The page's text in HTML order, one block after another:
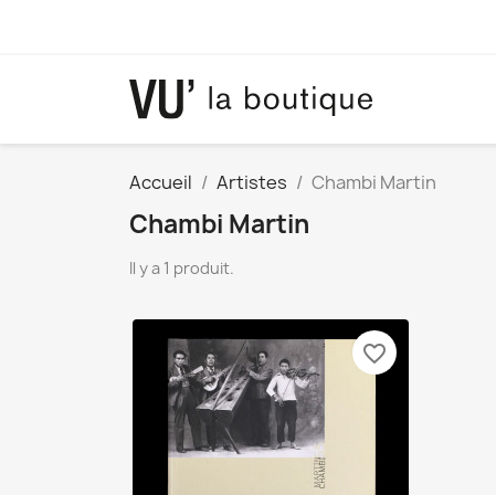
Accueil Artistes Chambi Martin
Chambi Martin
Il y a 1 produit.
favorite_border